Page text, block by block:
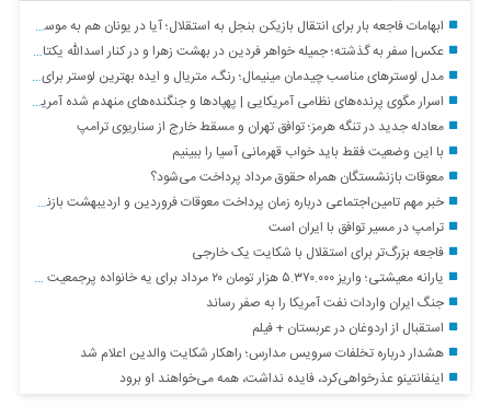
ابهامات فاجعه بار برای انتقال بازیکن بنجل به استقلال؛ آیا در یونان هم به موسی جنپو یک میلیون دلار پیش پرداخت دادند؟!
عکس| سفر به گذشته؛ جمیله خواهر فردین در بهشت زهرا و در کنار اسدالله یکتا؛ سال ۹۷
مدل لوسترهای مناسب چیدمان مینیمال؛ رنگ، متریال و ایده بهترین لوستر برای هر فضا
اسرار مگوی پرنده‌های نظامی آمریکایی | پهپادها و جنگنده‌های منهدم شده آمریکایی توسط نیروی هوافضای سپاه + فیلم
معادله جدید در تنگه هرمز؛ توافق تهران و مسقط خارج از سناریوی ترامپ
با این وضعیت فقط باید خواب قهرمانی آسیا را ببینیم
معوقات بازنشستگان همراه حقوق مرداد پرداخت می‌شود؟
خبر مهم تامین‌اجتماعی درباره زمان پرداخت معوقات فروردین و اردیبهشت بازنشستگان/ چرا پرداخت معوقات به تاخیر افتاد؟
ترامپ در مسیر توافق با ایران است
فاجعه بزرگ‌تر برای استقلال با شکایت یک خارجی
یارانه معیشتی؛ واریز ۵.۳۷۰.۰۰۰ هزار تومان ۲۰ مرداد برای یه خانواده پرجمعیت ۶ نفره
جنگ ایران واردات نفت آمریکا را به صفر رساند
استقبال از اردوغان در عربستان + فیلم
هشدار درباره تخلفات سرویس مدارس؛ راهکار شکایت والدین اعلام شد
اینفانتینو عذرخواهی‌کرد، فایده نداشت، همه می‌خواهند او برود